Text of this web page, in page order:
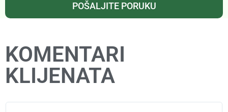
POŠALJITE PORUKU
KOMENTARI
KLIJENATA